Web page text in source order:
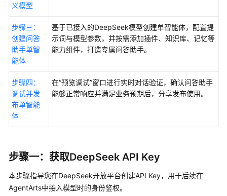
模
实
践
和
使
作
流
义模型
步骤三：
创建问答
助手单智
能体
基于已接入的DeepSeek模型创建单智能体，配置提
示词与模型参数，并按需添加插件、知识库、记忆等
能力组件，打造专属问答助手。
步骤四：
调试并发
布单智能
体
在“预览调试”窗口进行实时对话验证，确认问答助手
能够正常响应并满足业务预期后，分享发布使用。
步骤一：获取DeepSeek API Key
本步骤指导您在DeepSeek开放平台创建API Key，用于后续在
AgentArts中接入模型时的身份鉴权。